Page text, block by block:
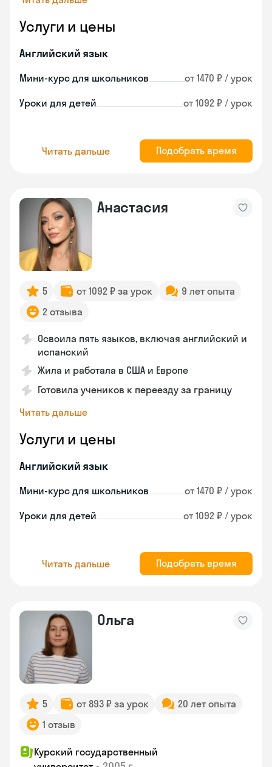
Услуги и цены
Английский язык
Мини-курс для школьников от 1470 ₽ / урок
Уроки для детей от 1092 ₽ / урок
Читать дальше Подобрать время
Анастасия
5 от 1092 ₽ за урок
9 лет опыта
2 отзыва
Освоила пять языков, включая английский и
испанский
Жила и работала в США и Европе
Готовила учеников к переезду за границу
Читать дальше
Услуги и цены
Английский язык
Мини-курс для школьников от 1470 ₽ / урок
Уроки для детей от 1092 ₽ / урок
Читать дальше Подобрать время
Ольга
5 от 893 ₽ за урок
20 лет опыта
1 отзыв
Курский государственный